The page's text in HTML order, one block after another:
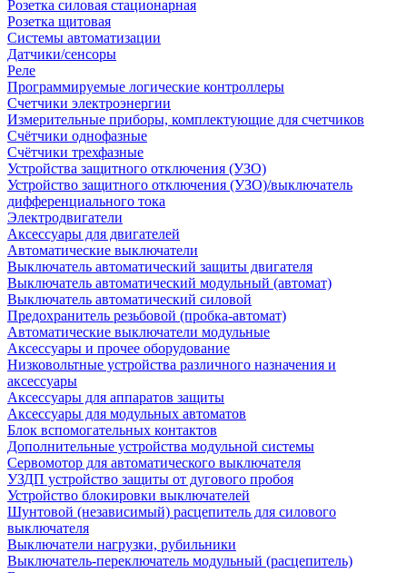
Розетка силовая стационарная
Розетка щитовая
Системы автоматизации
Датчики/сенсоры
Реле
Программируемые логические контроллеры
Счетчики электроэнергии
Измерительные приборы, комплектующие для счетчиков
Счётчики однофазные
Счётчики трехфазные
Устройства защитного отключения (УЗО)
Устройство защитного отключения (УЗО)/выключатель
дифференциального тока
Электродвигатели
Аксессуары для двигателей
Автоматические выключатели
Выключатель автоматический защиты двигателя
Выключатель автоматический модульный (автомат)
Выключатель автоматический силовой
Предохранитель резьбовой (пробка-автомат)
Автоматические выключатели модульные
Аксессуары и прочее оборудование
Низковольтные устройства различного назначения и
аксессуары
Аксессуары для аппаратов защиты
Аксессуары для модульных автоматов
Блок вспомогательных контактов
Дополнительные устройства модульной системы
Сервомотор для автоматического выключателя
УЗДП устройство защиты от дугового пробоя
Устройство блокировки выключателей
Шунтовой (независимый) расцепитель для силового
выключателя
Выключатели нагрузки, рубильники
Выключатель-переключатель модульный (расцепитель)